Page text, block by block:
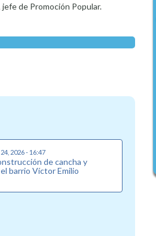
de Promoción Popular.
2026 - 16:47
de cancha y
barrio Víctor Emilio